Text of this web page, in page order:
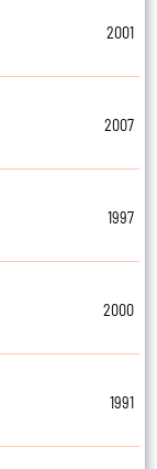
2001
2007
1997
2000
1991